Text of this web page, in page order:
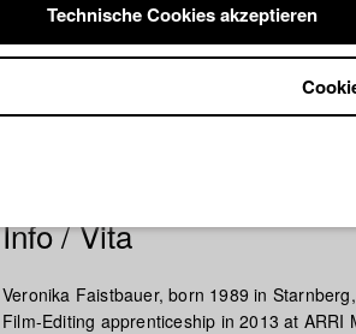
Info / Vita
Veronika Faistbauer, born 1989 in
Film-Editing apprenticeship in 2013 at ARRI
Technische Cookies akzeptieren